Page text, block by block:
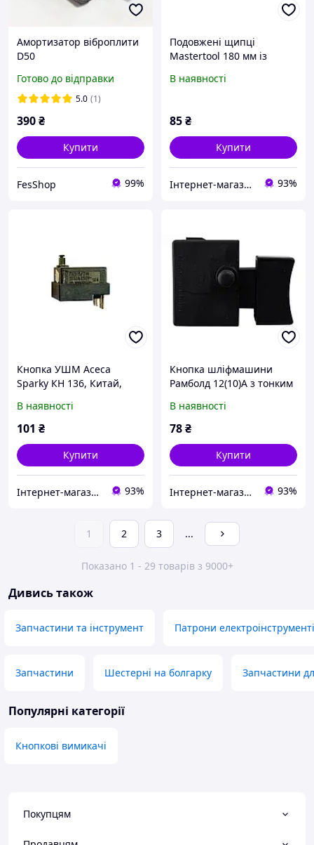
Амортизатор віброплити
D50
Готово до відправки
5.0 (1)
390₴
Купити
FesShop 99%
Подовжені щипці
Mastertool 180 мм із
ручкою універсальні (07-
В наявності
85₴
Купити
Інтернет-магазин "Zruchno.net" 93%
Кнопка УШМ Асеса
Sparky КН 136, Китай,
шліфмашин
В наявності
101 ₴
Купити
Інтернет-магазин "Zruchno.net" 93%
Кнопка шліфмашини
Рамболд 12(10)A з тонким
для шліфмашин,
виробник Китай
В наявності
78₴
Купити
Інтернет-магазин "Zruchno.net" 93%
1 2 3 ...
Показано 1 - 29 товарів з 9000+
Дивись також
Запчастини та інструмент Патрони
Запчастини Шестерні на болгарку Запчастини
Популярні категорії
Кнопкові вимикачі
Покупцям